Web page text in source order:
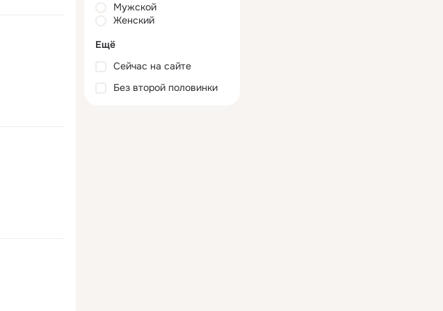
Мужской
Женский
Ещё
Сейчас на сайте
Без второй половинки